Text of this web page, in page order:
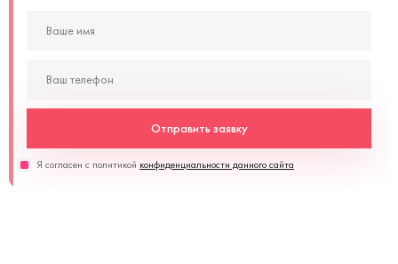
Отправить заявку
Я согласен с политикой конфиденциальности данного сайта